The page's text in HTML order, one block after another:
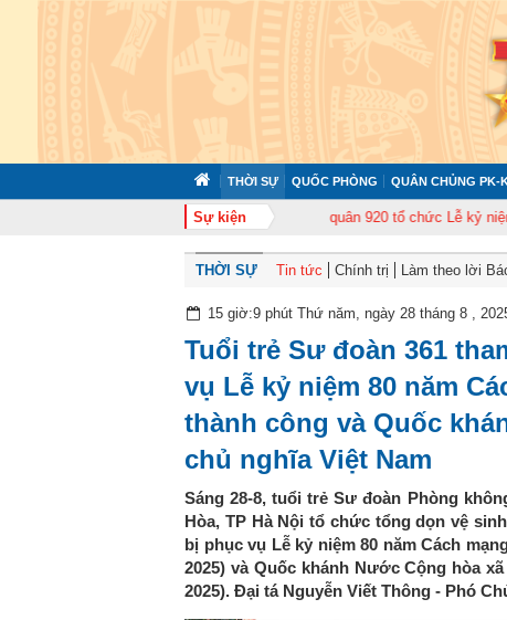
THỜI SỰ QUỐC PHÒNG QUÂN CHỦNG PK-
Sự kiện
Trung đoàn Không quân 920 tổ chức Lễ kỷ niệm 50
THỜI SỰ Tin tức Chính trị Làm theo lời
15 giờ:9 phút Thứ năm, ngày 28 tháng 8 ,
Tuổi trẻ Sư đoàn 361
vụ Lễ kỷ niệm 80 năm
thành công và Quốc
chủ nghĩa Việt Nam
Sáng 28-8, tuổi trẻ Sư đoàn Phòng
Hòa, TP Hà Nội tổ chức tổng dọn vệ
bị phục vụ Lễ kỷ niệm 80 năm Cách
2025) và Quốc khánh Nước Cộng hòa
2025). Đại tá Nguyễn Viết Thông - Phó